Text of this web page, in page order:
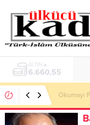
ALTIN
6.660,55
Okumayı